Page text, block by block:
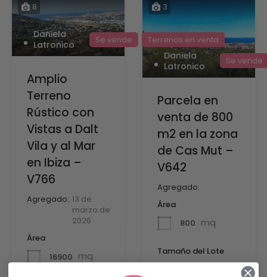
8
Daniela
Latronico
Se vende Terrenos en venta
Amplio
Terreno
Rústico con
Vistas a Dalt
Vila y al Mar
en Ibiza –
V766
Agregado: 13 de
marzo de
2026
Área
16900 mq
3
Daniela
Latronico
Se vende
Parcela en
venta de 800
m2 en la zona
de Cas Mut –
V642
Agregado:
Área
800 mq
Tamaño del Lote